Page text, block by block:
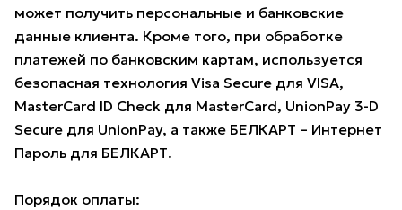
может получить персональные и банковские
данные клиента. Кроме того, при обработке
платежей по банковским картам, используется
безопасная технология Visa Secure для VISA,
MasterCard ID Check для MasterCard, UnionPay 3-D
Secure для UnionPay, а также БЕЛКАРТ – Интернет
Пароль для БЕЛКАРТ.
Порядок оплаты: